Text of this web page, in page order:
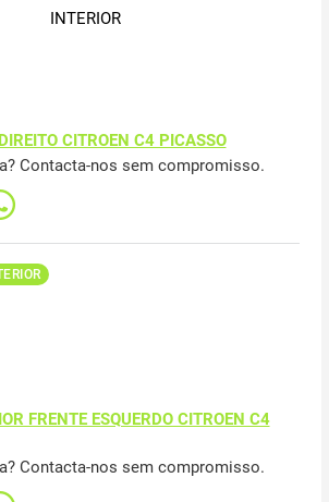
INTERIOR
CITROEN C4 PICASSO
Contacta-nos sem compromisso.
FRENTE ESQUERDO CITROEN C4
Contacta-nos sem compromisso.